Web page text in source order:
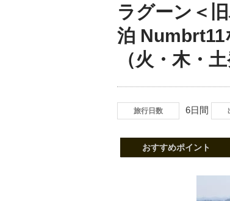
ラグーン＜
泊 Numbrt11
（火・木・土
旅行日数 6日間
おすすめポイント